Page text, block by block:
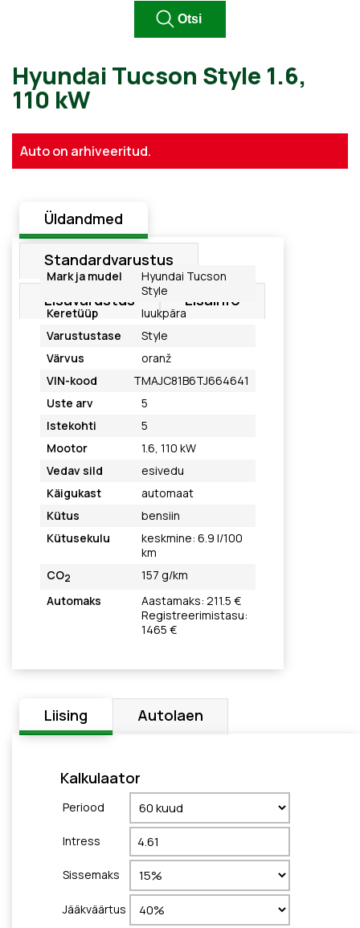
Hyundai Tucson Style 1.6,
Auto on arhiveeritud.
Üldandmed
Standardvarustus
Lisavarustus Lisainfo
Mark ja mudel
Hyundai Tucson
Style
Keretüüp
luukpära
Varustustase
Style
Värvus
oranž
VIN-kood
TMAJC81B6TJ664641
Uste arv
5
Istekohti
5
Mootor
1.6, 110 kW
Vedav sild
esivedu
Käigukast
automaat
Kütus
bensiin
Kütusekulu
keskmine: 6.9 l/100
km
CO2
157 g/km
Automaks
Aastamaks: 211.5 €
Registreerimistasu:
1465 €
Liising Autolaen
Kalkulaator
Periood
Intress
Sissemaks
Jääkväärtus